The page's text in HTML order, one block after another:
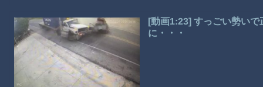
[動画1:23] すっごい勢い
に・・・